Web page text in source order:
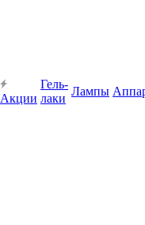
Акции
Гель-
лаки
Лампы